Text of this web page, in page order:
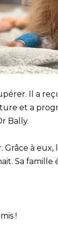
Il a
et a
Bally.
à
Sa famille
!